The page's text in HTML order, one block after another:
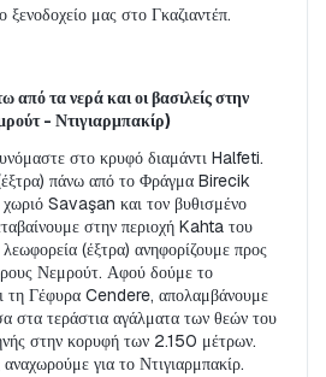
ξενοδοχείο μας στο Γκαζιαντέπ.
τα νερά και οι βασιλείς στην
- Ντιγιαρμπακίρ)
στο κρυφό διαμάντι Halfeti.
πάνω από το Φράγμα Birecik
Savaşan και τον βυθισμένο
στην περιοχή Kahta του
(έξτρα) ανηφορίζουμε προς
Νεμρούτ. Αφού δούμε το
Γέφυρα Cendere, απολαμβάνουμε
στα τεράστια αγάλματα των θεών του
στην κορυφή των 2.150 μέτρων.
για το Ντιγιαρμπακίρ.